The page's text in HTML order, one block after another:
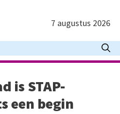
7 augustus 2026
is STAP-
een begin